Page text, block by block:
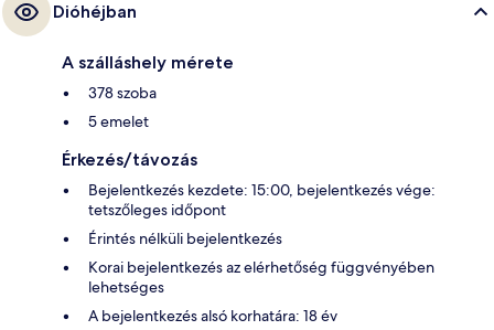
Dióhéjban
A szálláshely mérete
378 szoba
5 emelet
Érkezés/távozás
Bejelentkezés kezdete: 15:00, bejelentkezés vége:
tetszőleges időpont
Érintés nélküli bejelentkezés
Korai bejelentkezés az elérhetőség függvényében
lehetséges
A bejelentkezés alsó korhatára: 18 év